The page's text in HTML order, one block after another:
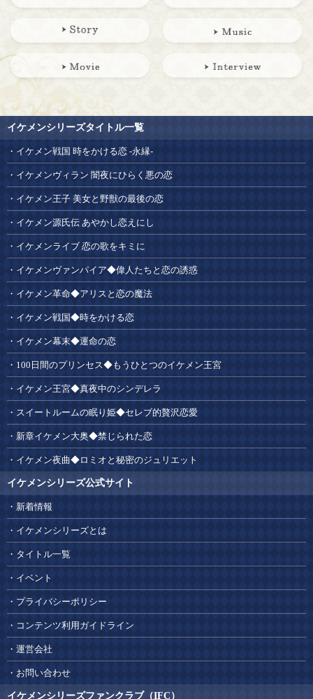
イケメンシリーズタイトル一覧
イケメン戦国 時をかける恋 -永縁-
イケメンヴィラン 闇夜にひらく悪の恋
イケメン王子 美女と野獣の最後の恋
イケメン源氏伝 あやかし恋えにし
イケメンライブ 恋の歌をキミに
イケメンヴァンパイア◆偉人たちと恋の誘惑
イケメン革命◆アリスと恋の魔法
イケメン戦国◆時をかける恋
イケメン幕末◆運命の恋
100日間のプリンセス◆もうひとつのイケメン王宮
イケメン王宮◆真夜中のシンデレラ
スイートルームの眠り姫◆セレブ的贅沢恋愛
新章イケメン大奥◆禁じられた恋
イケメン夜曲◆ロミオと秘密のジュリエット
イケメンシリーズ公式サイト
新着情報
イケメンシリーズとは
タイトル一覧
イベント
プライバシーポリシー
コンテンツ利用ガイドライン
運営会社
お問い合わせ
イケメンシリーズファンクラブ（IFC）